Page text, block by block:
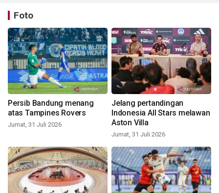
Foto
Persib Bandung menang
atas Tampines Rovers
Jumat, 31 Juli 2026
Jelang pertandingan
Indonesia All Stars melawan
Aston Villa
Jumat, 31 Juli 2026